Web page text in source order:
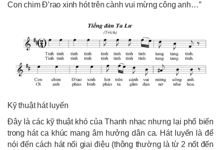
Con chim Đ’rao xinh hót trên cành vui mừng công anh…”
Kỹ thuật hát luyến
Đây là các kỹ thuật khó của Thanh nhạc nhưng lại phổ biến
trong hát ca khúc mang âm hưởng dân ca. Hát luyến là để
nói đến cách hát nối giai điệu (thông thường là từ 2 nốt đến